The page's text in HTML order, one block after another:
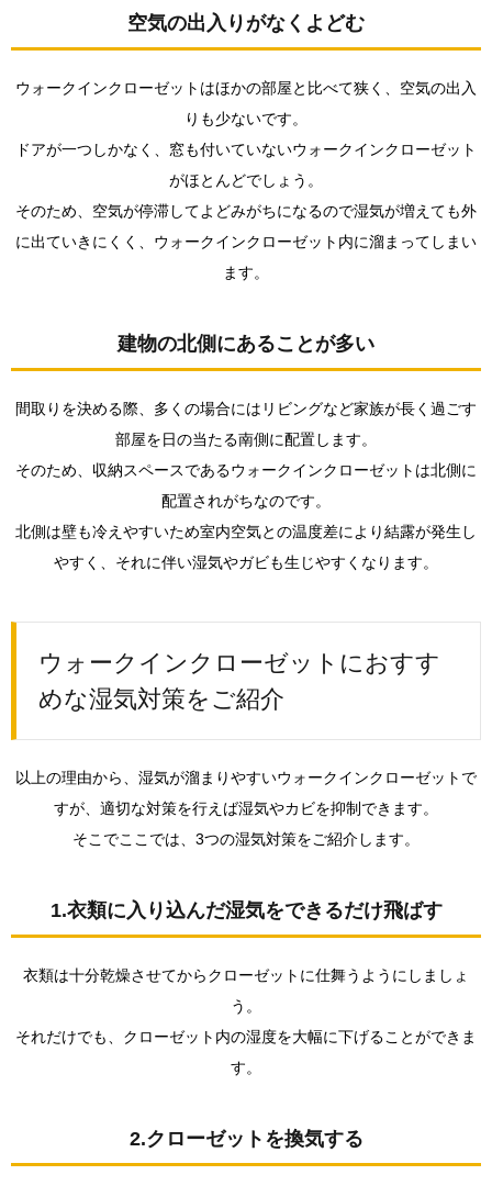
湿気
をご
2.0.1.
んだ湿
気をで
2.0.2.
2.クロー
ゼット
する
2.0.3.
3.身近な
湿剤を
空気の出入りがなくよどむ
ウォークインクローゼットはほかの部屋と比べて狭く、空気の出入
りも少ないです。
ドアが一つしかなく、窓も付いていないウォークインクローゼット
がほとんどでしょう。
そのため、空気が停滞してよどみがちになるので湿気が増えても外
に出ていきにくく、ウォークインクローゼット内に溜まってしまい
ます。
建物の北側にあることが多い
間取りを決める際、多くの場合にはリビングなど家族が長く過ごす
部屋を日の当たる南側に配置します。
そのため、収納スペースであるウォークインクローゼットは北側に
配置されがちなのです。
北側は壁も冷えやすいため室内空気との温度差により結露が発生し
やすく、それに伴い湿気やガビも生じやすくなります。
ウォークインクローゼットにおすす
めな湿気対策をご紹介
以上の理由から、湿気が溜まりやすいウォークインクローゼットで
すが、適切な対策を行えば湿気やカビを抑制できます。
そこでここでは、3つの湿気対策をご紹介します。
1.衣類に入り込んだ湿気をできるだけ飛ばす
衣類は十分乾燥させてからクローゼットに仕舞うようにしましょ
う。
それだけでも、クローゼット内の湿度を大幅に下げることができま
す。
2.クローゼットを換気する